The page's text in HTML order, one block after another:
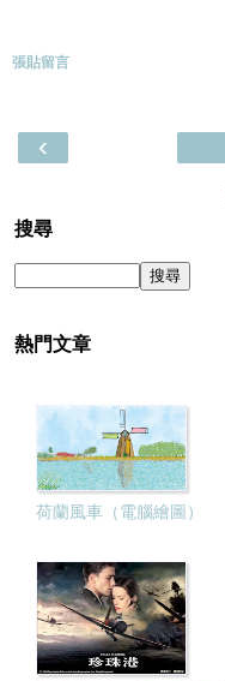
張貼留言
‹
搜尋
熱門文章
荷蘭風車（電腦繪圖）